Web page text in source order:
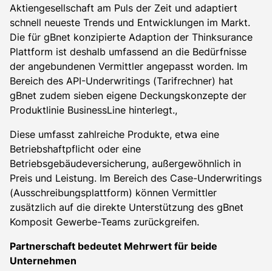
Aktiengesellschaft am Puls der Zeit und adaptiert
schnell neueste Trends und Entwicklungen im Markt.
Die für gBnet konzipierte Adaption der Thinksurance
Plattform ist deshalb umfassend an die Bedürfnisse
der angebundenen Vermittler angepasst worden. Im
Bereich des API-Underwritings (Tarifrechner) hat
gBnet zudem sieben eigene Deckungskonzepte der
Produktlinie BusinessLine hinterlegt.,
Diese umfasst zahlreiche Produkte, etwa eine
Betriebshaftpflicht oder eine
Betriebsgebäudeversicherung, außergewöhnlich in
Preis und Leistung. Im Bereich des Case-Underwritings
(Ausschreibungsplattform) können Vermittler
zusätzlich auf die direkte Unterstützung des gBnet
Komposit Gewerbe-Teams zurückgreifen.
Partnerschaft bedeutet Mehrwert für beide
Unternehmen